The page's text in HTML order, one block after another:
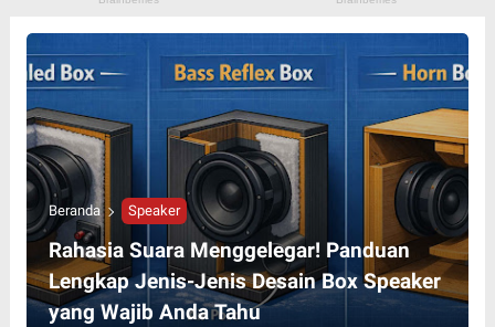
Beranda Speaker
Rahasia Suara Menggelegar! Panduan
Lengkap Jenis-Jenis Desain Box Speaker
yang Wajib Anda Tahu